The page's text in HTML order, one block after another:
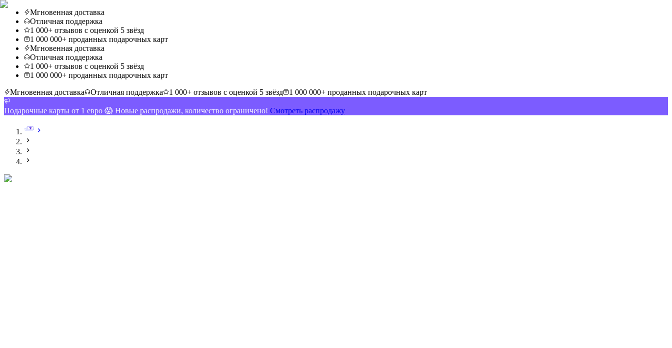
Мгновенная доставка
Отличная поддержка
1 000+ отзывов с оценкой 5 звёзд
1 000 000+ проданных подарочных карт
Мгновенная доставка
Отличная поддержка
1 000+ отзывов с оценкой 5 звёзд
1 000 000+ проданных подарочных карт
Мгновенная доставка
Отличная поддержка 1 000+ отзывов с оценкой 5 звёзд 1 000 000+ проданных подарочных карт
Подарочные карты от 1 евро 😱 Новые распродажи, количество ограничено! Смотреть распродажу